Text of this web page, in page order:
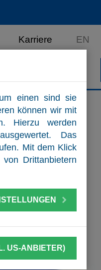
Karriere EN
einen sind sie
können wir mit
Hierzu werden
Das
Mit dem Klick
Drittanbietern
US-ANBIETER)